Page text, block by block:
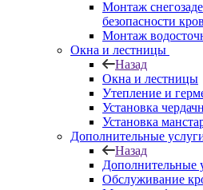
Монтаж
безопасности
Монтаж
Окна и лестницы
Назад
Окна и лестницы
Утепление и
Установка
Установка
Дополнительные
Назад
Дополнительные
Обслуживание